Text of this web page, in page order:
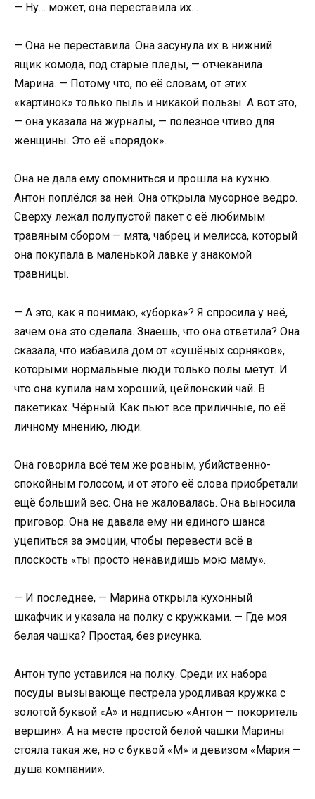
— Ну… может, она переставила их…
— Она не переставила. Она засунула их в нижний
ящик комода, под старые пледы, — отчеканила
Марина. — Потому что, по её словам, от этих
«картинок» только пыль и никакой пользы. А вот это,
— она указала на журналы, — полезное чтиво для
женщины. Это её «порядок».
Она не дала ему опомниться и прошла на кухню.
Антон поплёлся за ней. Она открыла мусорное ведро.
Сверху лежал полупустой пакет с её любимым
травяным сбором — мята, чабрец и мелисса, который
она покупала в маленькой лавке у знакомой
травницы.
— А это, как я понимаю, «уборка»? Я спросила у неё,
зачем она это сделала. Знаешь, что она ответила? Она
сказала, что избавила дом от «сушёных сорняков»,
которыми нормальные люди только полы метут. И
что она купила нам хороший, цейлонский чай. В
пакетиках. Чёрный. Как пьют все приличные, по её
личному мнению, люди.
Она говорила всё тем же ровным, убийственно-
спокойным голосом, и от этого её слова приобретали
ещё больший вес. Она не жаловалась. Она выносила
приговор. Она не давала ему ни единого шанса
уцепиться за эмоции, чтобы перевести всё в
плоскость «ты просто ненавидишь мою маму».
— И последнее, — Марина открыла кухонный
шкафчик и указала на полку с кружками. — Где моя
белая чашка? Простая, без рисунка.
Антон тупо уставился на полку. Среди их набора
посуды вызывающе пестрела уродливая кружка с
золотой буквой «А» и надписью «Антон — покоритель
вершин». А на месте простой белой чашки Марины
стояла такая же, но с буквой «М» и девизом «Мария —
душа компании».